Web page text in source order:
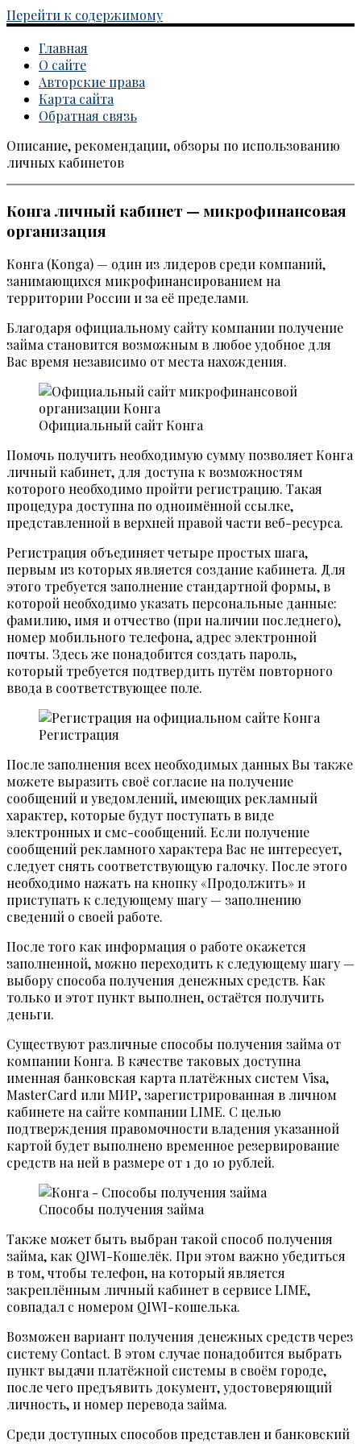
Перейти к содержимому
Главная
О сайте
Авторские права
Карта сайта
Обратная связь
Каталог личных кабинетов
Описание, рекомендации, обзоры по использованию
личных кабинетов
Конга личный кабинет — микрофинансовая
организация
Конга (Konga) — один из лидеров среди компаний,
занимающихся микрофинансированием на
территории России и за её пределами.
Благодаря официальному сайту компании получение
займа становится возможным в любое удобное для
Вас время независимо от места нахождения.
Официальный сайт Конга
Помочь получить необходимую сумму позволяет Конга
личный кабинет, для доступа к возможностям
которого необходимо пройти регистрацию. Такая
процедура доступна по одноимённой ссылке,
представленной в верхней правой части веб-ресурса.
Регистрация объединяет четыре простых шага,
первым из которых является создание кабинета. Для
этого требуется заполнение стандартной формы, в
которой необходимо указать персональные данные:
фамилию, имя и отчество (при наличии последнего),
номер мобильного телефона, адрес электронной
почты. Здесь же понадобится создать пароль,
который требуется подтвердить путём повторного
ввода в соответствующее поле.
Регистрация
После заполнения всех необходимых данных Вы также
можете выразить своё согласие на получение
сообщений и уведомлений, имеющих рекламный
характер, которые будут поступать в виде
электронных и смс-сообщений. Если получение
сообщений рекламного характера Вас не интересует,
следует снять соответствующую галочку. После этого
необходимо нажать на кнопку «Продолжить» и
приступать к следующему шагу — заполнению
сведений о своей работе.
После того как информация о работе окажется
заполненной, можно переходить к следующему шагу —
выбору способа получения денежных средств. Как
только и этот пункт выполнен, остаётся получить
деньги.
Существуют различные способы получения займа от
компании Конга. В качестве таковых доступна
именная банковская карта платёжных систем Visa,
MasterCard или МИР, зарегистрированная в личном
кабинете на сайте компании LIME. С целью
подтверждения правомочности владения указанной
картой будет выполнено временное резервирование
средств на ней в размере от 1 до 10 рублей.
Способы получения займа
Также может быть выбран такой способ получения
займа, как QIWI-Кошелёк. При этом важно убедиться
в том, чтобы телефон, на который является
закреплённым личный кабинет в сервисе LIME,
совпадал с номером QIWI-кошелька.
Возможен вариант получения денежных средств через
систему Contact. В этом случае понадобится выбрать
пункт выдачи платёжной системы в своём городе,
после чего предъявить документ, удостоверяющий
личность, и номер перевода займа.
Среди доступных способов представлен и банковский